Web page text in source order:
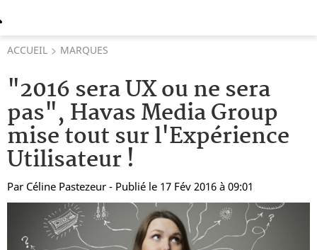
ACCUEIL MARQUES
"2016 sera UX ou ne sera
pas", Havas Media Group
mise tout sur l'Expérience
Utilisateur !
Par Céline Pastezeur - Publié le 17 Fév 2016 à 09:01